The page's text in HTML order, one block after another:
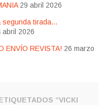
29 abril 2026
segunda tirada…
abril 2026
ENVÍO REVISTA! 26 marzo
“VICKI